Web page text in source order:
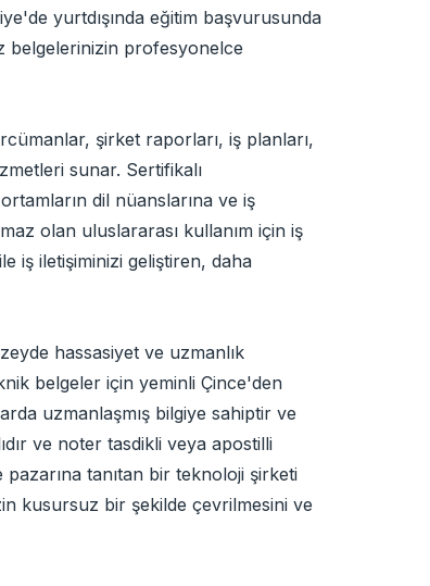
yurtdışında eğitim başvurusunda
belgelerinizin profesyonelce
şirket raporları, iş planları,
sunar. Sertifikalı
dil nüanslarına ve iş
olan uluslararası kullanım için iş
iş iletişiminizi geliştiren, daha
hassasiyet ve uzmanlık
belgeler için yeminli Çince'den
uzmanlaşmış bilgiye sahiptir ve
ve noter tasdikli veya apostilli
tanıtan bir teknoloji şirketi
kusursuz bir şekilde çevrilmesini ve